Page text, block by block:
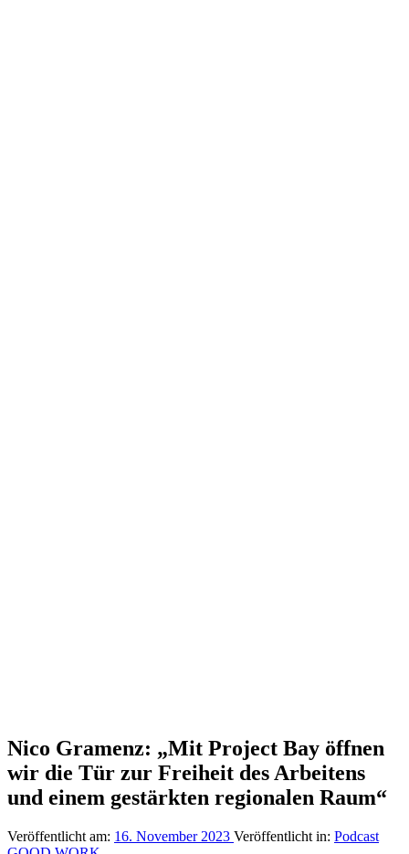
Nico Gramenz: „Mit Project Bay öffnen
wir die Tür zur Freiheit des Arbeitens
und einem gestärkten regionalen Raum“
Veröffentlicht am: 16. November 2023 Veröffentlicht in: Podcast